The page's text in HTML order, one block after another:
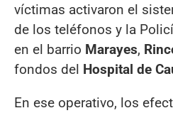
víctimas activaron el
de los teléfonos y la
en el barrio Marayes,
fondos del Hospital de
En ese operativo, los